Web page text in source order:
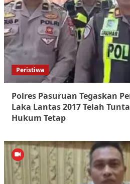
Peristiwa
Polres Pasuruan Tegaskan
Laka Lantas 2017 Telah
Hukum Tetap